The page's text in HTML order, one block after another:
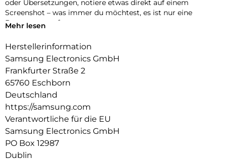
oder Übersetzungen, notiere etwas direkt auf einem
Screenshot – was immer du möchtest, es ist nur eine
Bewegung entfernt.
Mehr lesen
Herstellerinformation
Samsung Electronics GmbH
Frankfurter Straße 2
65760 Eschborn
Deutschland
https://samsung.com
Verantwortliche für die EU
Samsung Electronics GmbH
PO Box 12987
Dublin